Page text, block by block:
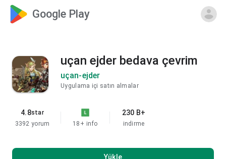
Google Play
uçan ejder bedava çevrim
uçan-ejder
Uygulama içi satın almalar
4.8star
3392 yorum
18+ info
230 B+
indirme
Yükle